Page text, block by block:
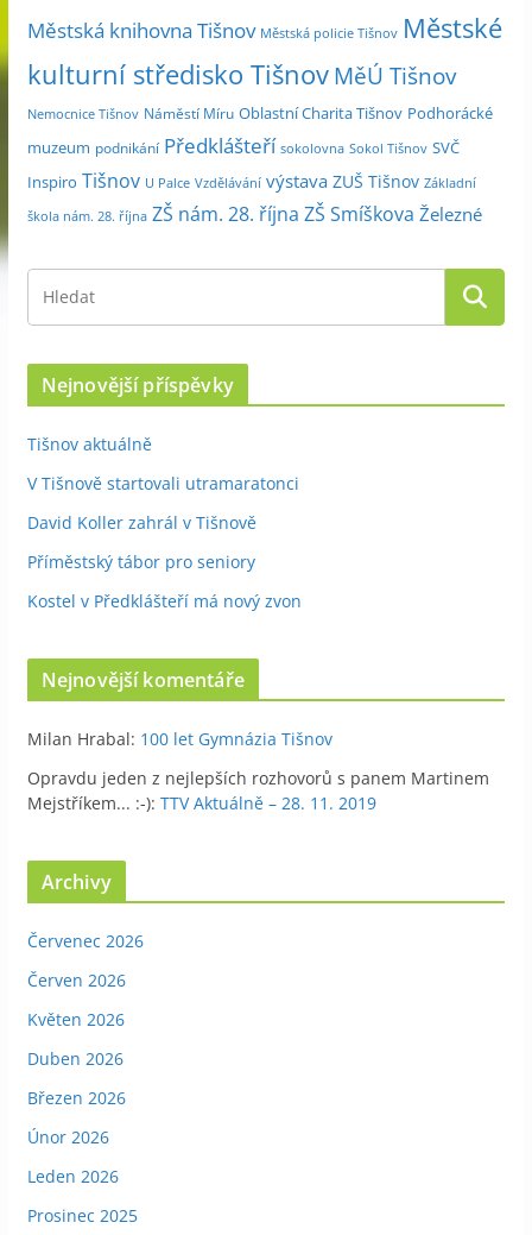
e
Městská knihovna Tišnov Městská policie Tišnov Městské
kulturní středisko Tišnov MěÚ Tišnov
Nemocnice Tišnov Náměstí Míru Oblastní Charita Tišnov Podhorácké
muzeum podnikání Předklášteří sokolovna Sokol Tišnov SVČ
Inspiro Tišnov U Palce Vzdělávání výstava ZUŠ Tišnov Základní
škola nám. 28. října ZŠ nám. 28. října ZŠ Smíškova Železné
Nejnovější příspěvky
Tišnov aktuálně
V Tišnově startovali utramaratonci
David Koller zahrál v Tišnově
Příměstský tábor pro seniory
Kostel v Předklášteří má nový zvon
Nejnovější komentáře
Milan Hrabal: 100 let Gymnázia Tišnov
Opravdu jeden z nejlepších rozhovorů s panem Martinem
Mejstříkem... :-): TTV Aktuálně – 28. 11. 2019
Archivy
Červenec 2026
Červen 2026
Květen 2026
Duben 2026
Březen 2026
Únor 2026
Leden 2026
Prosinec 2025